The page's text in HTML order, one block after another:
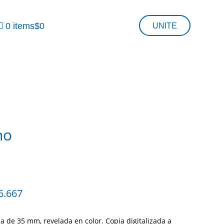
0 items$0 UNITE
Price
$83.333
de 35 mm, revelada en color. Copia digitalizada a